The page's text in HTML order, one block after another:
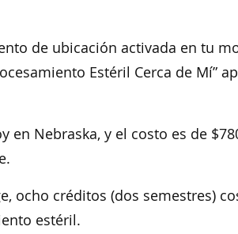
de ubicación activada en tu
Estéril Cerca de Mí”
en Nebraska, y el costo es de
ocho créditos (dos semestres)
estéril.